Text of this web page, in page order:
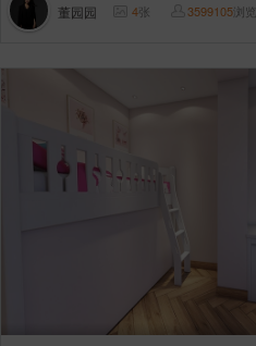
董园园 4张 3599105浏览